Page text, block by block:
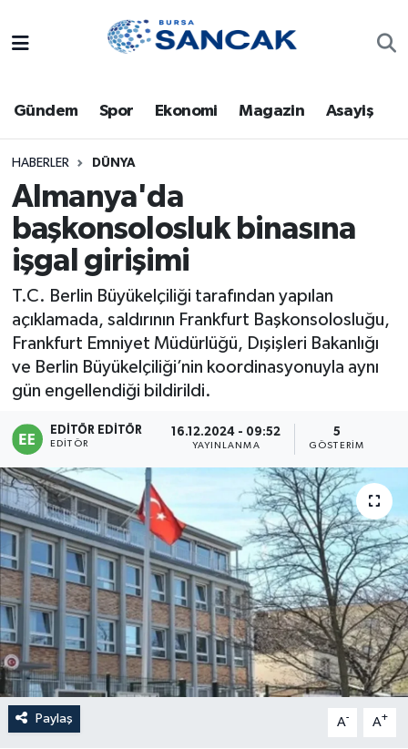
Gündem Spor Ekonomi Magazin Asayiş
HABERLER DÜNYA
Almanya'da
başkonsolosluk binasına
işgal girişimi
T.C. Berlin Büyükelçiliği tarafından yapılan
açıklamada, saldırının Frankfurt Başkonsolosluğu,
Frankfurt Emniyet Müdürlüğü, Dışişleri Bakanlığı
ve Berlin Büyükelçiliği’nin koordinasyonuyla aynı
gün engellendiği bildirildi.
EDITÖR EDITÖR
EDITÖR
16.12.2024 - 09:52
YAYINLANMA
5
GÖSTERIM
Paylaş A- A+
Bursa
Dünya
Eğitim
Ekonomi
Genel
Gündem
Magazin
Sağlık
Siyaset
Spor
Türkiye
Trafik Durumu
Süper Lig Puan Durumu ve Fikstür
Tüm Manşetler
Son Dakika Haberleri
Haber Arşivi